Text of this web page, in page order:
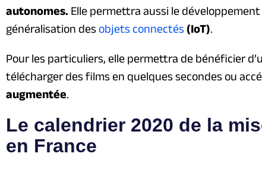
autonomes. Elle permettra aussi le
généralisation des objets connectés (IoT).
Pour les particuliers, elle permettra de bénéficier
télécharger des films en quelques secondes ou
augmentée.
Le calendrier 2020 de la
en France